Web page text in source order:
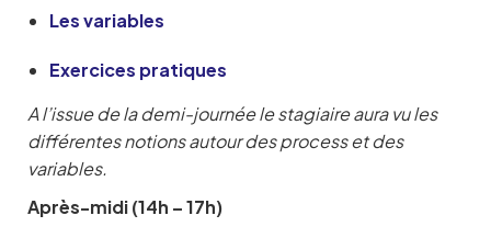
Les variables
Exercices pratiques
A l’issue de la demi-journée le stagiaire aura vu les
différentes notions autour des process et des
variables.
Après-midi (14h – 17h)